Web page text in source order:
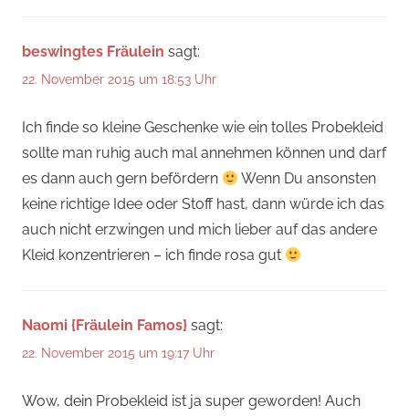
beswingtes Fräulein sagt:
22. November 2015 um 18:53 Uhr
Ich finde so kleine Geschenke wie ein tolles Probekleid
sollte man ruhig auch mal annehmen können und darf
es dann auch gern befördern
Wenn Du ansonsten
keine richtige Idee oder Stoff hast, dann würde ich das
auch nicht erzwingen und mich lieber auf das andere
Kleid konzentrieren – ich finde rosa gut
Naomi {Fräulein Famos} sagt:
22. November 2015 um 19:17 Uhr
Wow, dein Probekleid ist ja super geworden! Auch